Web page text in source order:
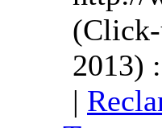
2013)
|